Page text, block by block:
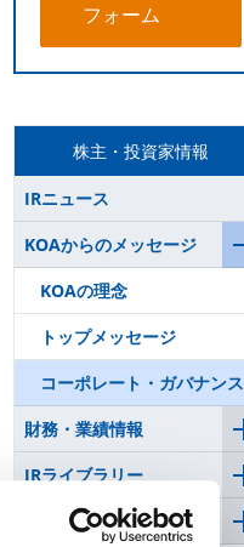
フォーム
株主・投資家情報
IRニュース
KOAからのメッセージ
KOAの理念
トップメッセージ
コーポレート・ガバナンス
財務・業績情報
IRライブラリー
株式について